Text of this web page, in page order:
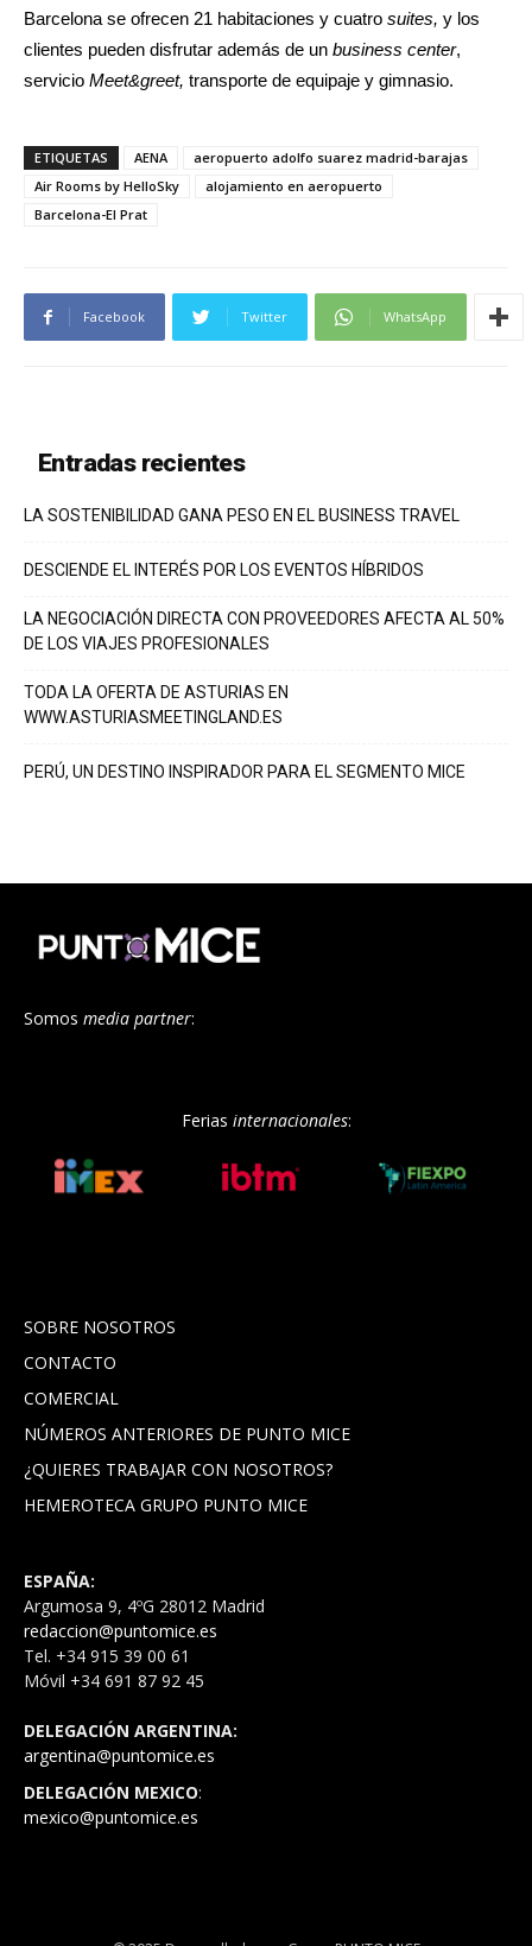
Barcelona se ofrecen 21 habitaciones y cuatro suites, y los
clientes pueden disfrutar además de un business center,
servicio Meet&greet, transporte de equipaje y gimnasio.
ETIQUETAS AENA
aeropuerto adolfo suarez madrid-barajas
Air Rooms by HelloSky
alojamiento en aeropuerto
Barcelona-El Prat
Facebook Twitter WhatsApp
Entradas recientes
LA SOSTENIBILIDAD GANA PESO EN EL BUSINESS TRAVEL
DESCIENDE EL INTERÉS POR LOS EVENTOS HÍBRIDOS
LA NEGOCIACIÓN DIRECTA CON PROVEEDORES AFECTA AL 50%
DE LOS VIAJES PROFESIONALES
TODA LA OFERTA DE ASTURIAS EN
WWW.ASTURIASMEETINGLAND.ES
PERÚ, UN DESTINO INSPIRADOR PARA EL SEGMENTO MICE
Somos media partner:
Ferias internacionales:
SOBRE NOSOTROS
CONTACTO
COMERCIAL
NÚMEROS ANTERIORES DE PUNTO MICE
¿QUIERES TRABAJAR CON NOSOTROS?
HEMEROTECA GRUPO PUNTO MICE
ESPAÑA:
Argumosa 9, 4ºG 28012 Madrid
redaccion@puntomice.es
Tel. +34 915 39 00 61
Móvil +34 691 87 92 45
DELEGACIÓN ARGENTINA:
argentina@puntomice.es
DELEGACIÓN MEXICO:
mexico@puntomice.es